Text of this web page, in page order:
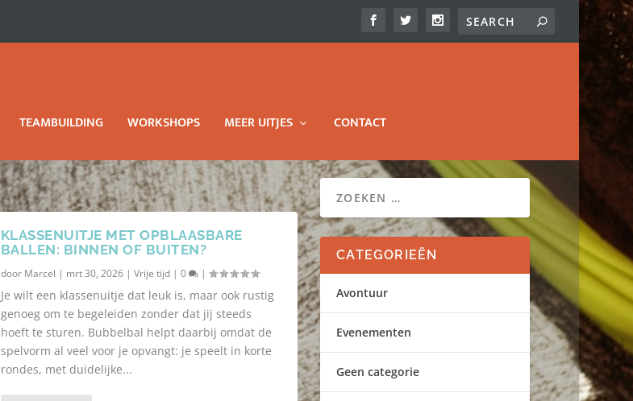
TEAMBUILDING WORKSHOPS MEER UITJES CONTACT
KLASSENUITJE MET OPBLAASBARE
BALLEN: BINNEN OF BUITEN?
door Marcel | mrt 30, 2026| Vrije tijd| 0 |
Je wilt een klassenuitje dat leuk is, maar ook rustig
genoeg om te begeleiden zonder dat jij steeds
hoeft te sturen. Bubbelbal helpt daarbij omdat de
spelvorm al veel voor je opvangt: je speelt in korte
rondes, met duidelijke...
CATEGORIEËN
Avontuur
Evenementen
Geen categorie